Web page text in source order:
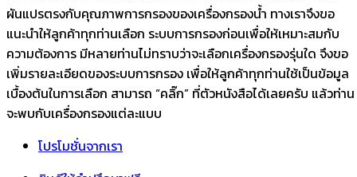
ผันแปรตรงกับคุณภาพการกรองของเครื่องกรองน้ำ ทางเราจึงขอ
แนะนำให้ลูกค้าทุกท่านเลือก ระบบการกรองก่อนเพื่อให้เหมาะสมกับ
ความต้องการ มีหลายท่านไม่ทราบว่าจะเลือกเครื่องกรองรุ่นใด จึงขอ
เพิ่มรายละเอียดของระบบการกรอง เพื่อให้ลูกค้าทุกท่านใช้เป็นข้อมูล
เบื้องต้นในการเลือก สามารถ “คลิ๊ก” ที่ตัวหนังสือได้เลยครับ แล้วท่าน
จะพบกับเครื่องกรองแต่ละแบบ
โปรโมชั่นจากเรา